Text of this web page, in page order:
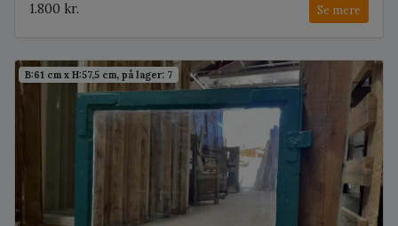
1.800 kr.
Se mere
B:61 cm x H:57,5 cm, på lager: 7